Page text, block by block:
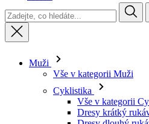
Muži
Vše v kategorii Muži
Dresy dlouhý rukáv
Vesty
Bundy
Kraťasy
Kombinézy